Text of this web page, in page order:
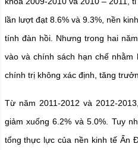
lần lượt đạt 8.6% và 9.3%, nền
tính đàn hồi. Nhưng trong hai
vào và chính sách hạn chế
chính trị không xác định, tăng
Từ năm 2011-2012 và 2012-
giảm xuống 6.2% và 5.0%. Tuy
tổng thực lực của nền kinh tế Ấn